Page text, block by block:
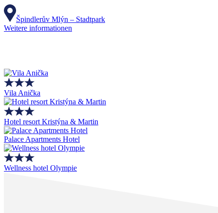
Špindlerův Mlýn – Stadtpark
Weitere informationen
Vila Anička
Hotel resort Kristýna & Martin
Palace Apartments Hotel
Wellness hotel Olympie